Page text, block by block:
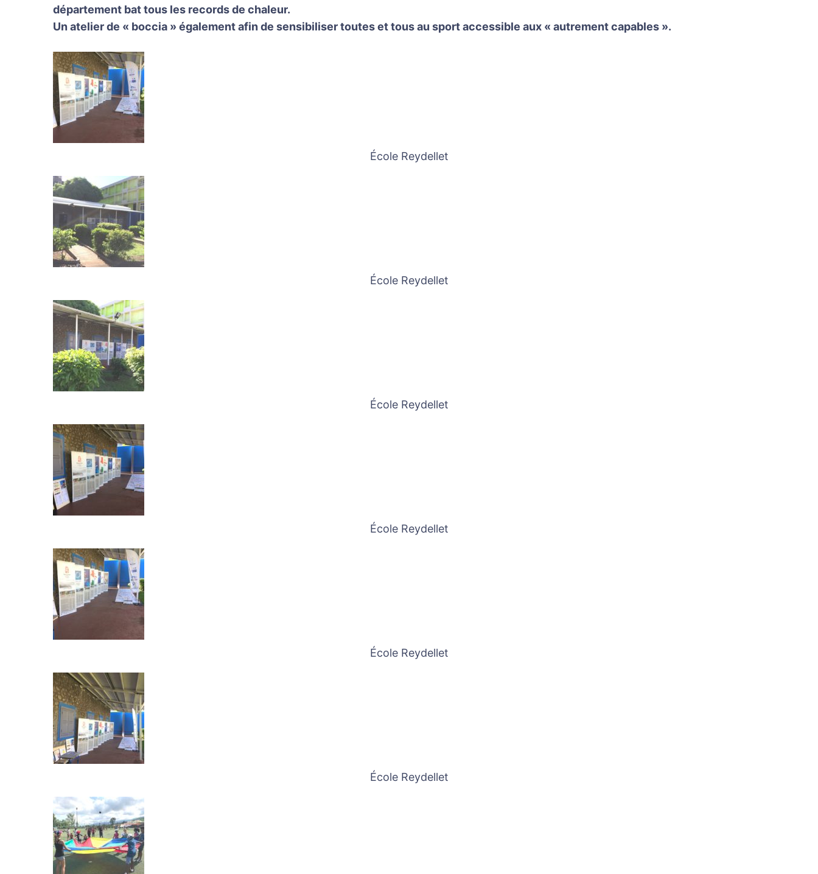
département bat tous les records de chaleur.
Un atelier de « boccia » également afin de sensibiliser toutes et tous au sport accessible aux « autrement capables ».
École Reydellet
École Reydellet
École Reydellet
École Reydellet
École Reydellet
École Reydellet